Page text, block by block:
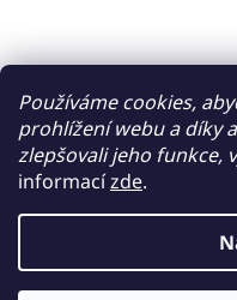
Používáme cookies,
prohlížení webu a díky
zlepšovali jeho funkce,
informacízde.